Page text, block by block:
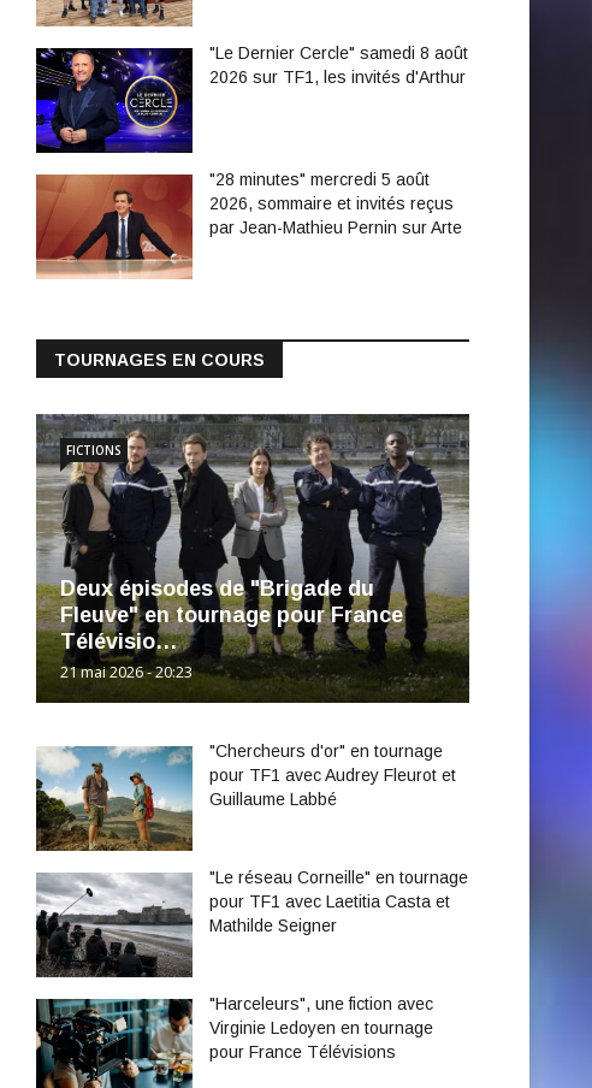
"Le Dernier Cercle" samedi 8 août
2026 sur TF1, les invités d'Arthur
"28 minutes" mercredi 5 août
2026, sommaire et invités reçus
par Jean-Mathieu Pernin sur Arte
TOURNAGES EN COURS
Deux épisodes de "Brigade du
Fleuve" en tournage pour France
Télévisio…
21 mai 2026 - 20:23
FICTIONS
"Chercheurs d'or" en tournage
pour TF1 avec Audrey Fleurot et
Guillaume Labbé
"Le réseau Corneille" en tournage
pour TF1 avec Laetitia Casta et
Mathilde Seigner
"Harceleurs", une fiction avec
Virginie Ledoyen en tournage
pour France Télévisions